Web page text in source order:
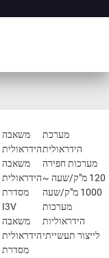
משאבה
הידראולית
משאבה
הידראולית
מסדרת
I3V
משאבה
הידראולית
מסדרת
מערכת
הידראולית
מערכות חפירה
120 מ"ק/שעה ~
1000 מ"ק/שעה
מערכות
הידראוליות
לייצור תעשייתי